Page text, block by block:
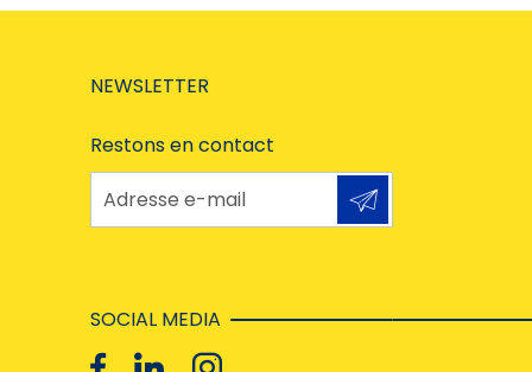
NEWSLETTER
Restons en contact
Adresse e-mail
SOCIAL MEDIA